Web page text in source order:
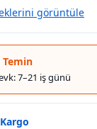
görüntüle
Temin
7–21 iş günü